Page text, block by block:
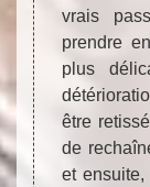
vrais
prendre
plus
être
de
et